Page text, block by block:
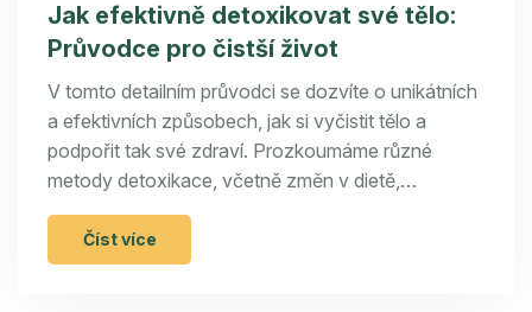
Jak efektivně detoxikovat své tělo:
Průvodce pro čistší život
V tomto detailním průvodci se dozvíte o unikátních
a efektivních způsobech, jak si vyčistit tělo a
podpořit tak své zdraví. Prozkoumáme různé
metody detoxikace, včetně změn v dietě,
doplňování vitamínů a minerálů, důležitosti
hydratace a fyzické aktivity. Článek nabízí
praktické tipy a doporučení, jak začlenit tyto
Číst více